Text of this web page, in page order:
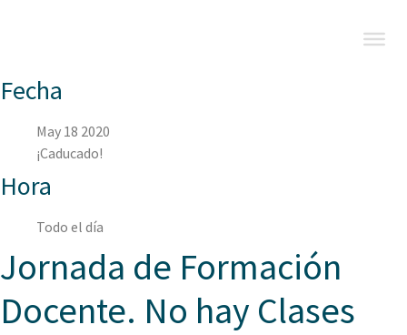
Fecha
May 18 2020
¡Caducado!
Hora
Todo el día
Jornada de Formación
Docente. No hay Clases